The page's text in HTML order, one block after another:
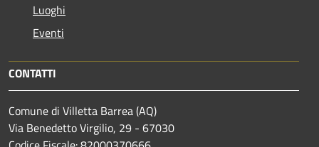
Luoghi
Eventi
CONTATTI
Comune di Villetta Barrea (AQ)
Via Benedetto Virgilio, 29 - 67030